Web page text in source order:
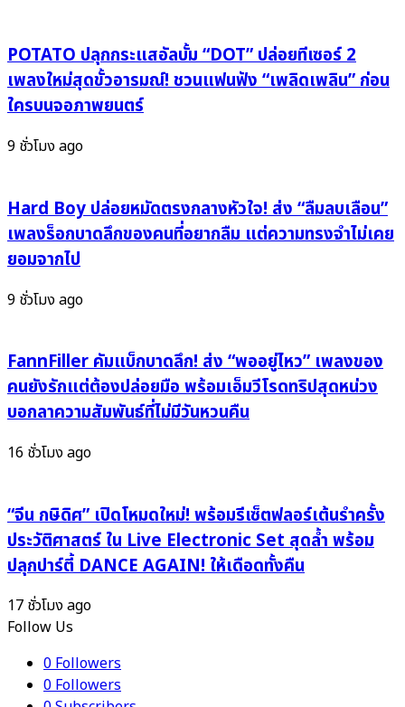
ใหม่
สุด
เฟี้ยว
“KISS
ALL
THE
DISCO,
OCCASIONALLY.”
เขย่า
6
มีนา
2026
ที
เซอร์
“White
Spring”
อบอุ่น
สัญญาณ
ฤดู
ใบไม้
ผลิ
ของ
POTATO ปลุกกระแสอัลบั้ม “DOT” ปล่อยทีเซอร์ 2
เพลงใหม่สุดขั้วอารมณ์! ชวนแฟนฟัง “เพลิดเพลิน” ก่อน
ใครบนจอภาพยนตร์
9 ชั่วโมง ago
Hard Boy ปล่อยหมัดตรงกลางหัวใจ! ส่ง “ลืมลบเลือน”
เพลงร็อกบาดลึกของคนที่อยากลืม แต่ความทรงจำไม่เคย
ยอมจากไป
9 ชั่วโมง ago
FannFiller คัมแบ็กบาดลึก! ส่ง “พออยู่ไหว” เพลงของ
คนยังรักแต่ต้องปล่อยมือ พร้อมเอ็มวีโรดทริปสุดหน่วง
บอกลาความสัมพันธ์ที่ไม่มีวันหวนคืน
16 ชั่วโมง ago
“จีน กษิดิศ” เปิดโหมดใหม่! พร้อมรีเซ็ตฟลอร์เต้นรำครั้ง
ประวัติศาสตร์ ใน Live Electronic Set สุดล้ำ พร้อม
ปลุกปาร์ตี้ DANCE AGAIN! ให้เดือดทั้งคืน
17 ชั่วโมง ago
Follow Us
0Followers
0Followers